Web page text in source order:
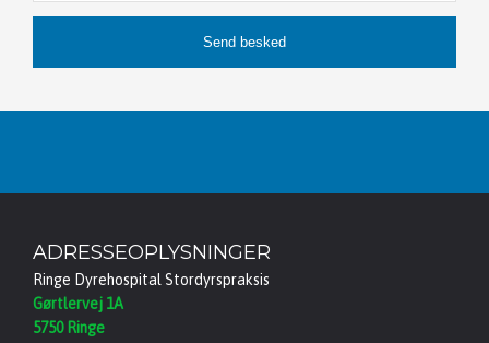
ADRESSEOPLYSNINGER
Ringe Dyrehospital Stordyrspraksis
Gørtlervej 1A
5750 Ringe